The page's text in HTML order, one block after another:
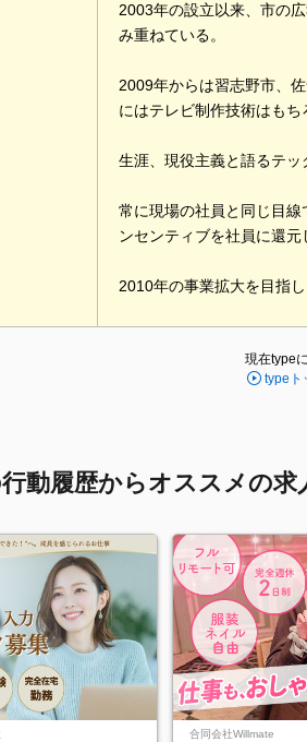
2003年の設立以来、市の
み重ねている。
2009年からは習志野市、
にはテレビ制作技術はもち
生涯、現役主義と語るテッ
常に現場の社員と同じ目
ンセンティブを社員に還
2010年の事業拡大を目指
現在type
typeト
動履歴からオススメの求
合同会社Willmate